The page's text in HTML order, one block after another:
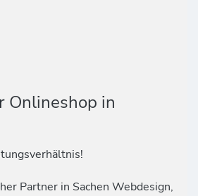
Onlineshop in
Partner in Sachen Webdesign,